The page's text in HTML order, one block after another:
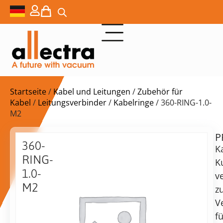
Startseite/ Kabel und Leitungen /Zubehör für
Kabel / Leitungsverbinder/ Kabelringe/ 360-RING-1.0-
M2
360-
RING-
1.0-
M2
$